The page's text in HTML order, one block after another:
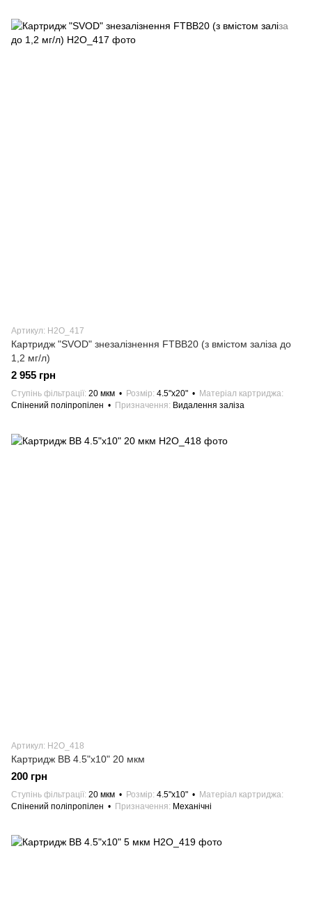
Артикул: H2О_417
Картридж "SVOD" знезалізнення FTBB20 (з вмістом заліза до
1,2 мг/л)
2 955 грн
Ступінь фільтрації 20 мкм Розмір 4.5"х20"
Матеріал картриджа
Спінений поліпропілен
Призначення Видалення заліза
Артикул: H2О_418
Картридж BB 4.5"х10" 20 мкм
200 грн
Ступінь фільтрації 20 мкм Розмір 4.5"х10"
Матеріал картриджа
Спінений поліпропілен
Призначення Механічні